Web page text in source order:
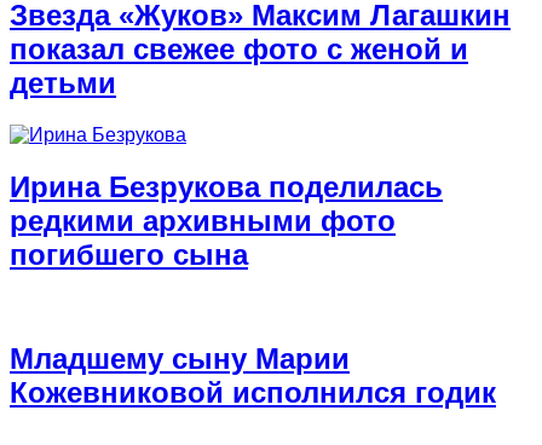
Звезда «Жуков» Максим Лагашкин
показал свежее фото с женой и
детьми
Ирина Безрукова поделилась
редкими архивными фото
погибшего сына
Младшему сыну Марии
Кожевниковой исполнился годик